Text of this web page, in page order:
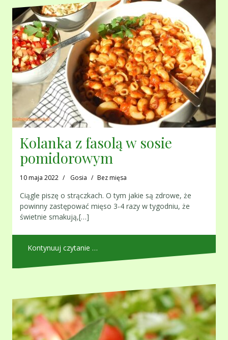
Kolanka z fasolą w sosie
pomidorowym
10 maja 2022 Gosia Bez mięsa
Ciągle piszę o strączkach. O tym jakie są zdrowe, że
powinny zastępować mięso 3-4 razy w tygodniu, że
świetnie smakują,[…]
Kontynuuj czytanie …